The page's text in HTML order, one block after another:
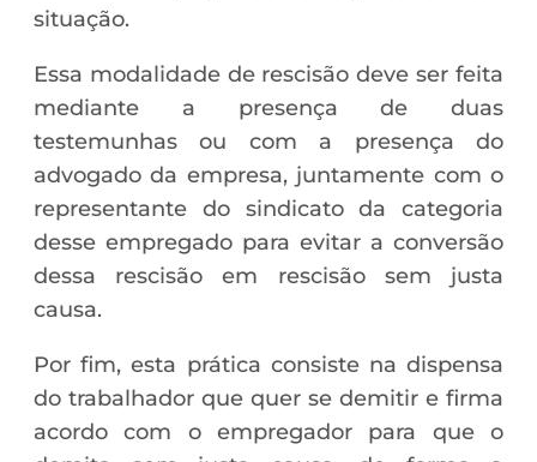
situação.
Essa modalidade de rescisão deve ser feita
mediante a presença de duas
testemunhas ou com a presença do
advogado da empresa, juntamente com o
representante do sindicato da categoria
desse empregado para evitar a conversão
dessa rescisão em rescisão sem justa
causa.
Por fim, esta prática consiste na dispensa
do trabalhador que quer se demitir e firma
acordo com o empregador para que o